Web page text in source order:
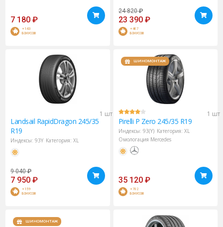
7 180 ₽
+143
БОНУСОВ
24 820 ₽
23 390 ₽
+467
БОНУСОВ
1 шт
Landsail RapidDragon 245/35
R19
Индексы: 93Y Категория: XL
9 040 ₽
7 950 ₽
+159
БОНУСОВ
ШИНОМОНТАЖ
1 шт
Pirelli P Zero 245/35 R19
Индексы: 93(Y) Категория: XL
Омологация Mercedes
35 120 ₽
+702
БОНУСОВ
ШИНОМОНТАЖ